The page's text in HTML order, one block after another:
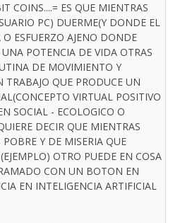
COINS....= ES QUE MIENTRAS
PC) DUERME(Y DONDE EL
ESFUERZO AJENO DONDE
POTENCIA DE VIDA OTRAS
DE MOVIMIENTO Y
TRABAJO QUE PRODUCE UN
VIRTUAL POSITIVO
SOCIAL - ECOLOGICO O
DECIR QUE MIENTRAS
Y DE MISERIA QUE
OTRO PUEDE EN COSA
CON UN BOTON EN
EN INTELIGENCIA ARTIFICIAL